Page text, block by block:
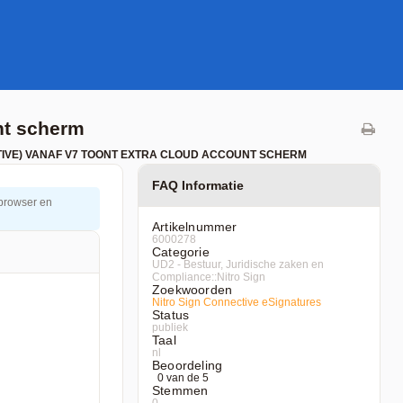
scherm
VANAF V7 TOONT EXTRA CLOUD ACCOUNT SCHERM
FAQ Informatie
Artikelnummer
6000278
Categorie
UD2 - Bestuur, Juridische zaken en
Compliance::Nitro Sign
Zoekwoorden
Nitro Sign Connective eSignatures
Status
publiek
Taal
nl
Beoordeling
0 van de 5
Stemmen
en